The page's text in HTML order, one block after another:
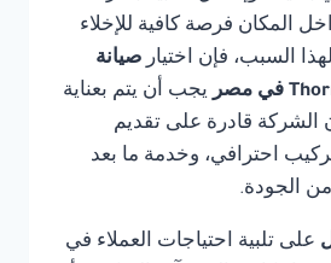
المكان فرصة كافية للإخلاء
السبب، فإن اختيار صيانة
يجب أن يتم بعناية
الشركة قادرة على تقديم
احترافي، وخدمة ما بعد
الجودة.
على تلبية احتياجات العملاء في